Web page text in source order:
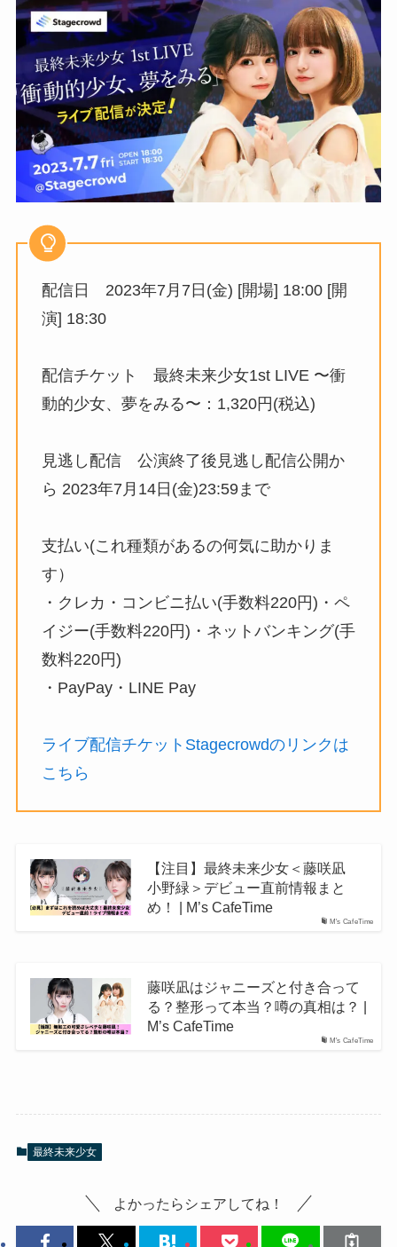
配信日 2023年7月7日(金) [開場] 18:00 [開
演] 18:30
配信チケット 最終未来少女1st LIVE 〜衝
動的少女、夢をみる〜：1,320円(税込)
見逃し配信 公演終了後見逃し配信公開か
ら 2023年7月14日(金)23:59まで
支払い(これ種類があるの何気に助かりま
す）
・クレカ・コンビニ払い(手数料220円)・ペ
イジー(手数料220円)・ネットバンキング(手
数料220円)
・PayPay・LINE Pay
ライブ配信チケットStagecrowdのリンクは
こちら
M's CafeTime
【注目】最終未来少女＜藤咲凪
小野緑＞デビュー直前情報まと
め！ | M’s CafeTime
M's CafeTime
藤咲凪はジャニーズと付き合って
る？整形って本当？噂の真相は？ |
M’s CafeTime
最終未来少女
よかったらシェアしてね！